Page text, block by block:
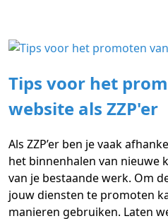
Tips voor het
website als ZZP'er
Als ZZP’er ben je vaak
het binnenhalen van nieuwe
van je bestaande werk. Om
jouw diensten te promoten
manieren gebruiken. Laten